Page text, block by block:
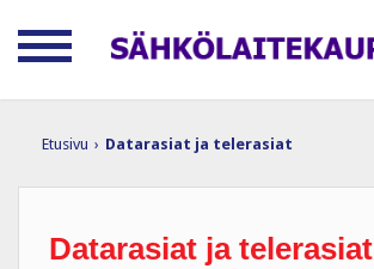
Etusivu › Datarasiat ja telerasiat
Datarasiat ja telerasiat